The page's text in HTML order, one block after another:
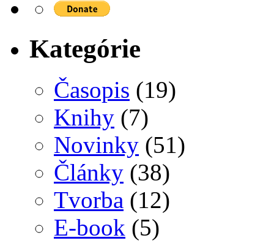
Kategórie
Časopis (19)
Knihy (7)
Novinky (51)
Články (38)
Tvorba (12)
E-book (5)